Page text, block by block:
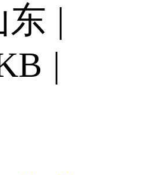
东 |
|